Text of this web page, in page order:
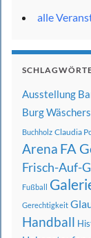
alle
Ausstellung
Burg
Buchholz Claudia
Arena FA
Frisch-Auf-
Fußball
Gerechtigkeit
Handball